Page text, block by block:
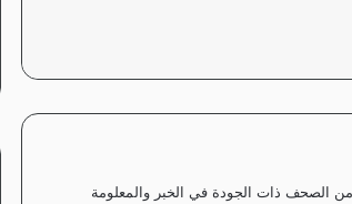
الصحف ذات الجودة في الخبر والمعلومة